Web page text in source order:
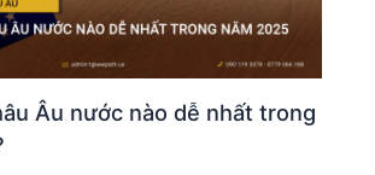
Âu nước nào dễ nhất trong